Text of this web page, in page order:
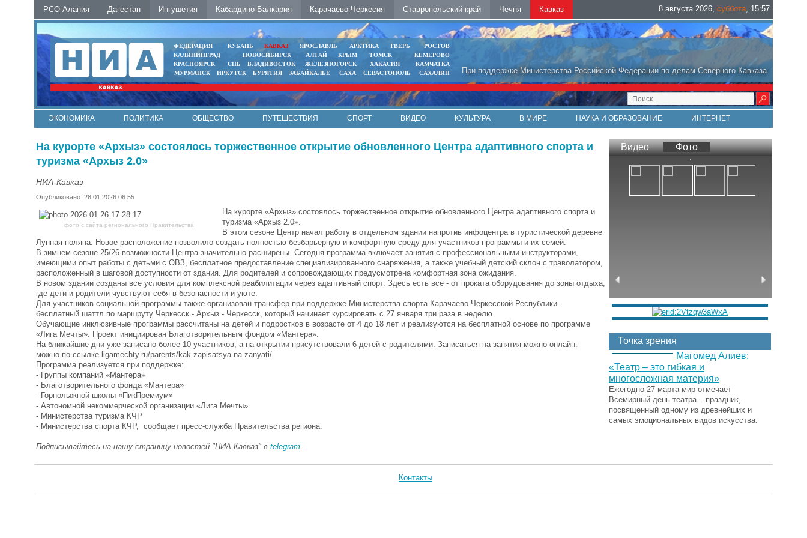
РСО-Алания Дагестан Ингушетия Кабардино-Балкария Карачаево-Черкесия Ставропольский край Чечня Кавказ 8 августа 2026, суббота, 15:57
При поддержке Министерства Российской Федерации по делам Северного Кавказа
ФЕДЕРАЦИЯ КУБАНЬ КАВКАЗ ЯРОСЛАВЛЬ АРКТИКА ТВЕРЬ
РОСТОВ
КАЛИНИНГРАД
НОВОСИБИРСК АЛТАЙ КРЫМ ТОМСК
КЕМЕРОВО
КРАСНОЯРСК
СПБ ВЛАДИВОСТОК ЖЕЛЕЗНОГОРСК ХАКАСИЯ
КАМЧАТКА
МУРМАНСК
ИРКУТСК БУРЯТИЯ ЗАБАЙКАЛЬЕ САХА СЕВАСТОПОЛЬ САХАЛИН
ЭКОНОМИКА ПОЛИТИКА ОБЩЕСТВО ПУТЕШЕСТВИЯ СПОРТ ВИДЕО КУЛЬТУРА В МИРЕ НАУКА И ОБРАЗОВАНИЕ
ИНТЕРНЕТ
На курорте «Архыз» состоялось торжественное открытие обновленного Центра адаптивного спорта и
туризма «Архыз 2.0»
НИА-Кавказ
Опубликовано: 28.01.2026 06:55
фото с сайта регионального Правительства
На курорте «Архыз» состоялось торжественное открытие обновленного Центра адаптивного спорта и
туризма «Архыз 2.0».
В этом сезоне Центр начал работу в отдельном здании напротив инфоцентра в туристической деревне
Лунная поляна. Новое расположение позволило создать полностью безбарьерную и комфортную среду для участников программы и их семей.
В зимнем сезоне 25/26 возможности Центра значительно расширены. Сегодня программа включает занятия с профессиональными инструкторами,
имеющими опыт работы с детьми с ОВЗ, бесплатное предоставление специализированного снаряжения, а также учебный детский склон с траволатором,
расположенный в шаговой доступности от здания. Для родителей и сопровождающих предусмотрена комфортная зона ожидания.
В новом здании созданы все условия для комплексной реабилитации через адаптивный спорт. Здесь есть все - от проката оборудования до зоны отдыха,
где дети и родители чувствуют себя в безопасности и уюте.
Для участников социальной программы также организован трансфер при поддержке Министерства спорта Карачаево-Черкесской Республики -
бесплатный шаттл по маршруту Черкесск - Архыз - Черкесск, который начинает курсировать с 27 января три раза в неделю.
Обучающие инклюзивные программы рассчитаны на детей и подростков в возрасте от 4 до 18 лет и реализуются на бесплатной основе по программе
«Лига Мечты». Проект инициирован Благотворительным фондом «Мантера».
На ближайшие дни уже записано более 10 участников, а на открытии присутствовали 6 детей с родителями. Записаться на занятия можно онлайн:
можно по ссылке ligamechty.ru/parents/kak-zapisatsya-na-zanyati/
Программа реализуется при поддержке:
- Группы компаний «Мантера»
- Благотворительного фонда «Мантера»
- Горнолыжной школы «ПикПремиум»
- Автономной некоммерческой организации «Лига Мечты»
- Министерства туризма КЧР
- Министерства спорта КЧР, сообщает пресс-служба Правительства региона.
Подписывайтесь на нашу страницу новостей "НИА-Кавказ" в telegram
Видео Фото
Точка зрения
Магомед Алиев:
«Театр – это гибкая и
многосложная материя»
Ежегодно 27 марта мир отмечает
Всемирный день театра – праздник,
посвященный одному из древнейших и
самых эмоциональных видов искусства.
Контакты